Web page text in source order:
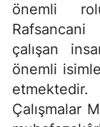
önemli
çalışan
önemli
etmektedir.
Çalışmalar